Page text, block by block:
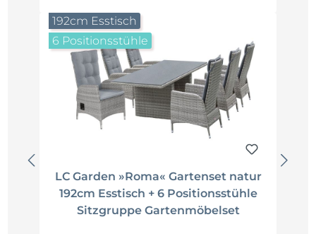
192cm Esstisch
6 Positionsstühle
LC Garden »Roma« Gartenset natur
192cm Esstisch + 6 Positionsstühle
Sitzgruppe Gartenmöbelset